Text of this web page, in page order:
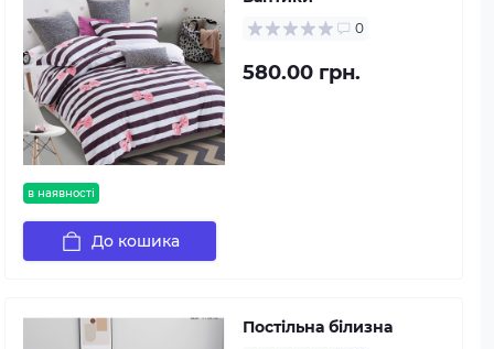
в наявності
0
580.00 грн.
До кошика
Постільна білизна